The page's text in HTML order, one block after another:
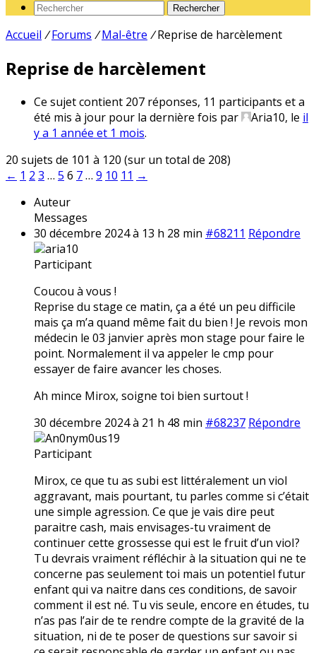
Rechercher
Accueil / Forums / Mal-être / Reprise de harcèlement
Reprise de harcèlement
Ce sujet contient 207 réponses, 11 participants et a
été mis à jour pour la dernière fois par
Aria10, le il
y a 1 année et 1 mois.
20 sujets de 101 à 120 (sur un total de 208)
← 1 2 3 … 5 6 7… 9 10 11 →
Auteur
Messages
30 décembre 2024 à 13 h 28 min #68211 Répondre
aria10
Participant
Coucou à vous !
Reprise du stage ce matin, ça a été un peu difficile
mais ça m’a quand même fait du bien ! Je revois mon
médecin le 03 janvier après mon stage pour faire le
point. Normalement il va appeler le cmp pour
essayer de faire avancer les choses.
Ah mince Mirox, soigne toi bien surtout !
30 décembre 2024 à 21 h 48 min #68237 Répondre
An0nym0us19
Participant
Mirox, ce que tu as subi est littéralement un vioI
aggravant, mais pourtant, tu parles comme si c’était
une simple agression. Ce que je vais dire peut
paraitre cash, mais envisages-tu vraiment de
continuer cette grossesse qui est le fruit d’un vioI?
Tu devrais vraiment réfléchir à la situation qui ne te
concerne pas seulement toi mais un potentiel futur
enfant qui va naitre dans ces conditions, de savoir
comment il est né. Tu vis seule, encore en études, tu
n’as pas l’air de te rendre compte de la gravité de la
situation, ni de te poser de questions sur savoir si